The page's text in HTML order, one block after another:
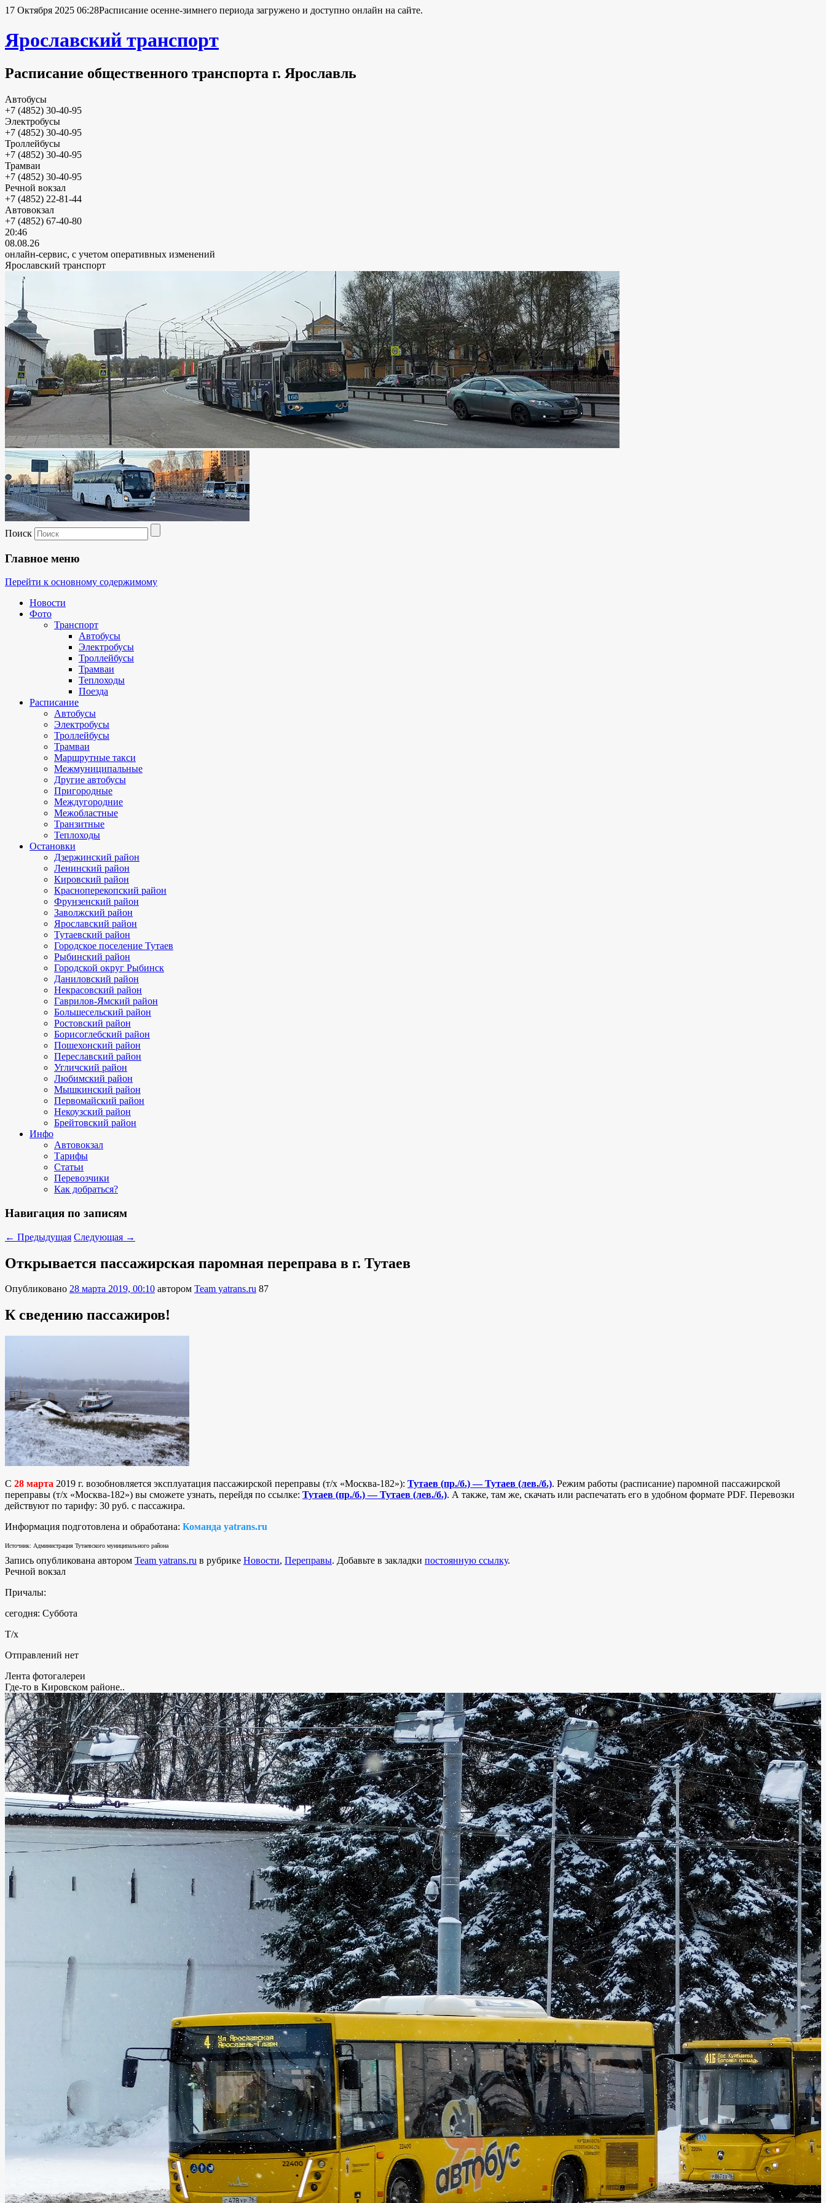
17 Октября 2025 06:28Расписание осенне-зимнего периода загружено и доступно онлайн на сайте.
Ярославский транспорт
Расписание общественного транспорта г. Ярославль
Автобусы
+7 (4852) 30-40-95
Электробусы
+7 (4852) 30-40-95
Троллейбусы
+7 (4852) 30-40-95
Трамваи
+7 (4852) 30-40-95
Речной вокзал
+7 (4852) 22-81-44
Автовокзал
+7 (4852) 67-40-80
20:46
08.08.26
онлайн-сервис, с учетом оперативных изменений
Ярославский транспорт
Поиск
Главное меню
Перейти к основному содержимому
Новости
Фото
Транспорт
Автобусы
Электробусы
Троллейбусы
Трамваи
Теплоходы
Поезда
Расписание
Автобусы
Электробусы
Троллейбусы
Трамваи
Маршрутные такси
Межмуниципальные
Другие автобусы
Пригородные
Междугородние
Межобластные
Транзитные
Теплоходы
Остановки
Дзержинский район
Ленинский район
Кировский район
Красноперекопский район
Фрунзенский район
Заволжский район
Ярославский район
Тутаевский район
Городское поселение Тутаев
Рыбинский район
Городской округ Рыбинск
Даниловский район
Некрасовский район
Гаврилов-Ямский район
Большесельский район
Ростовский район
Борисоглебский район
Пошехонский район
Переславский район
Угличский район
Любимский район
Мышкинский район
Первомайский район
Некоузский район
Брейтовский район
Инфо
Автовокзал
Тарифы
Статьи
Перевозчики
Как добраться?
Навигация по записям
← Предыдущая Следующая →
Открывается пассажирская паромная переправа в г. Тутаев
Опубликовано 28 марта 2019, 00:10 автором Team yatrans.ru 87
К сведению пассажиров!
С 28 марта 2019 г. возобновляется эксплуатация пассажирской переправы (т/х «Москва-182»): Тутаев (пр./б.) — Тутаев (лев./б.). Режим работы (расписание) паромной пассажирской
переправы (т/х «Москва-182») вы сможете узнать, перейдя по ссылке: Тутаев (пр./б.) — Тутаев (лев./б.). А также, там же, скачать или распечатать его в удобном формате PDF. Перевозки
действуют по тарифу: 30 руб. с пассажира.
Информация подготовлена и обработана: Команда yatrans.ru
Источник: Администрация Тутаевского муниципального района
Запись опубликована автором Team yatrans.ru в рубрике Новости, Переправы. Добавьте в закладки постоянную ссылку.
Речной вокзал
Причалы:
сегодня: Суббота
Т/х
Отправлений нет
Лента фотогалереи
Где-то в Кировском районе..